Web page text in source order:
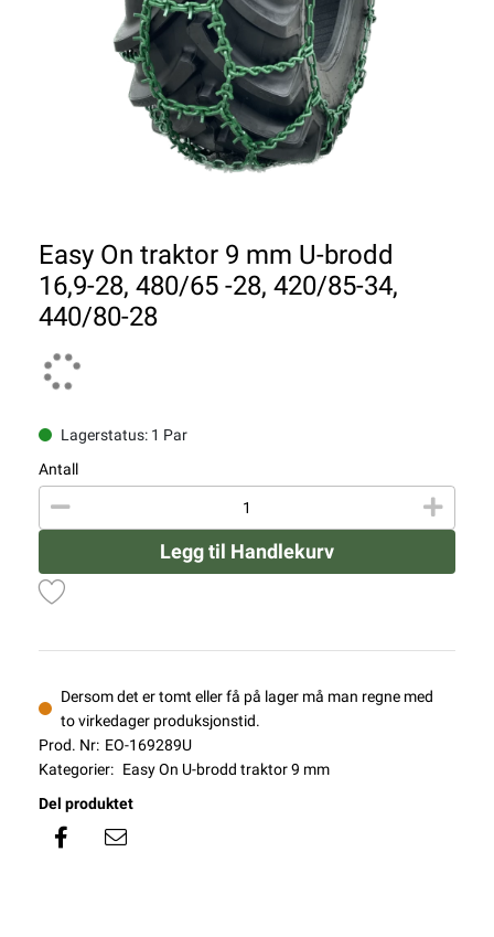
Easy On traktor 9 mm U-brodd
16,9-28, 480/65 -28, 420/85-34,
440/80-28
Lagerstatus: 1 Par
Antall
Legg til Handlekurv
Dersom det er tomt eller få på lager må man regne med
to virkedager produksjonstid.
Prod. Nr: EO-169289U
Kategorier: Easy On U-brodd traktor 9 mm
Del produktet